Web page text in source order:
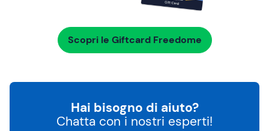
Scopri le Giftcard Freedome
Hai bisogno di aiuto?
Chatta con i nostri esperti!